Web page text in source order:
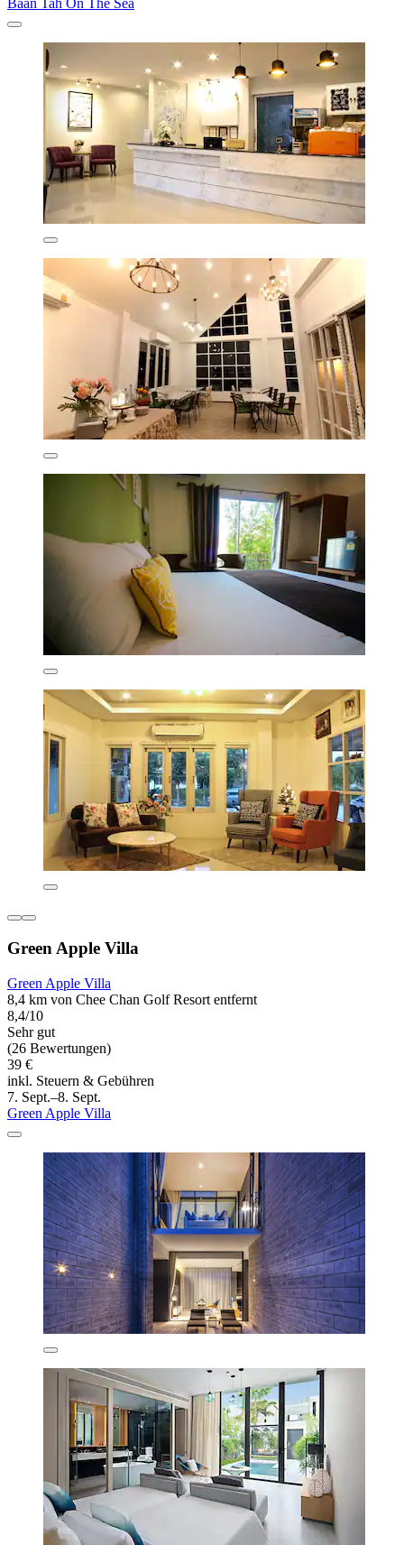
Baan Tah On The Sea
Green Apple Villa
Green Apple Villa
8,4 km von Chee Chan Golf Resort entfernt
8,4/10
Sehr gut
(26 Bewertungen)
39 €
inkl. Steuern & Gebühren
7. Sept.–8. Sept.
Green Apple Villa